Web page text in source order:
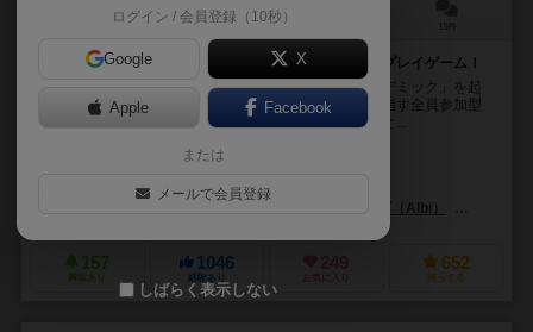
45分前後
プレーヤーが一致団結して病原菌の撲滅を目指す協力プレイゲーム！
このボードゲームは、世界に蔓延する病原菌が「パンデミック」を起
こさないように、プレーヤー全員が協力して撲滅を目指す全員参加型
協力ゲームです。プレーヤーは医療研究チームの一員と...
マット・リーコック（Matt Leacock）
アルビ（Albi）
157
興味あり
1046
経験あり お気に入り
652
持ってる
ログイン / 会員登録（10秒）
Google X
Apple Facebook
または
メールで会員登録
しばらく表示しない